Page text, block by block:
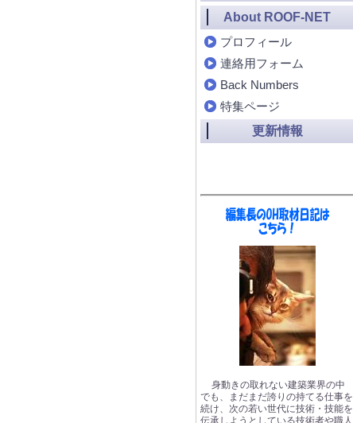
About ROOF-NET
プロフィール
連絡用フォーム
Back Numbers
特集ページ
更新情報
身動きの取れない建築業界の中
でも、まだまだ誇りの持てる仕事を
続け、次の若い世代に技術・技能を
伝承しようとしている技術者や職人